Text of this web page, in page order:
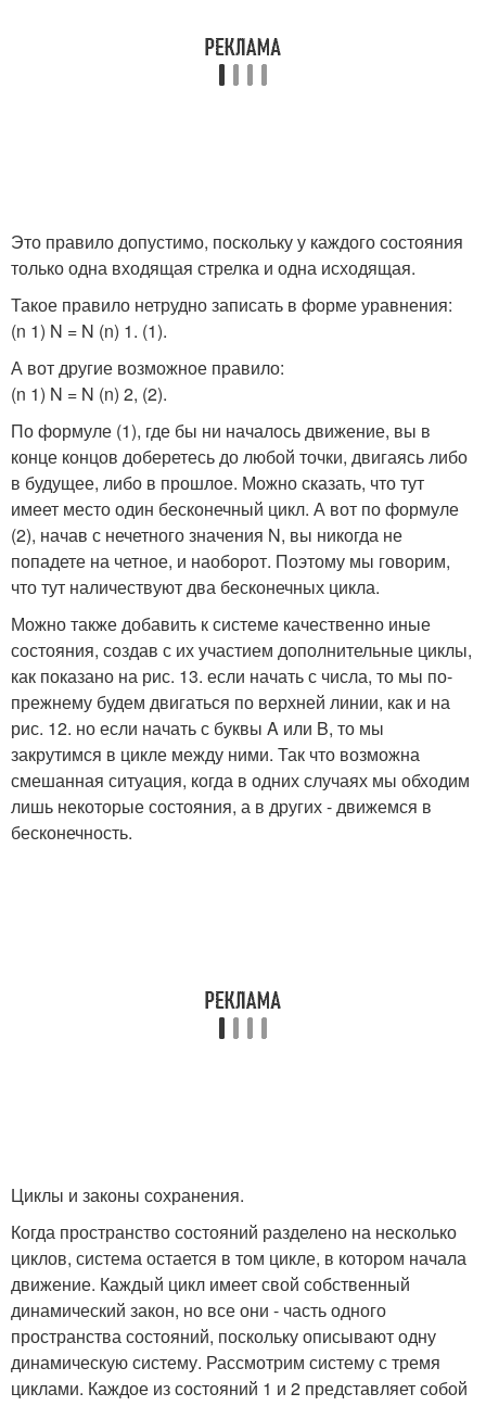
Это правило допустимо, поскольку у каждого состояния
только одна входящая стрелка и одна исходящая.
Такое правило нетрудно записать в форме уравнения:
(n 1) N = N (n) 1. (1).
А вот другие возможное правило:
(n 1) N = N (n) 2, (2).
По формуле (1), где бы ни началось движение, вы в
конце концов доберетесь до любой точки, двигаясь либо
в будущее, либо в прошлое. Можно сказать, что тут
имеет место один бесконечный цикл. А вот по формуле
(2), начав с нечетного значения N, вы никогда не
попадете на четное, и наоборот. Поэтому мы говорим,
что тут наличествуют два бесконечных цикла.
Можно также добавить к системе качественно иные
состояния, создав с их участием дополнительные циклы,
как показано на рис. 13. если начать с числа, то мы по-
прежнему будем двигаться по верхней линии, как и на
рис. 12. но если начать с буквы A или B, то мы
закрутимся в цикле между ними. Так что возможна
смешанная ситуация, когда в одних случаях мы обходим
лишь некоторые состояния, а в других - движемся в
бесконечность.
Циклы и законы сохранения.
Когда пространство состояний разделено на несколько
циклов, система остается в том цикле, в котором начала
движение. Каждый цикл имеет свой собственный
динамический закон, но все они - часть одного
пространства состояний, поскольку описывают одну
динамическую систему. Рассмотрим систему с тремя
циклами. Каждое из состояний 1 и 2 представляет собой